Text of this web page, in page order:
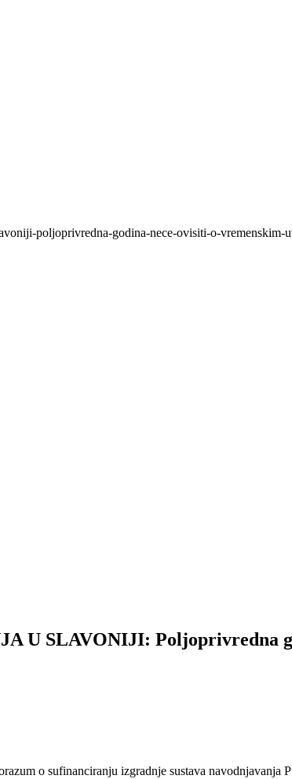
poljoprivredna-godina-nece-ovisiti-o-vremenskim-
U SLAVONIJI: Poljoprivredna
o sufinanciranju izgradnje sustava navodnjavanja